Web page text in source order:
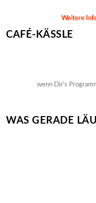
Weitere
CAFÉ-KÄSSLE
wenn Dir's
WAS GERADE
Weitere
Weitere